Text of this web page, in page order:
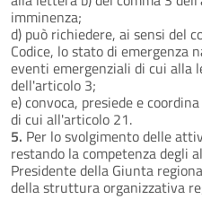
imminenza;
d) può richiedere, ai sensi del
Codice, lo stato di emergenza
eventi emergenziali di cui alla
dell'articolo 3;
e) convoca, presiede e
di cui all'articolo 21.
5. Per lo svolgimento delle
restando la competenza degli
Presidente della Giunta
della struttura organizzativa